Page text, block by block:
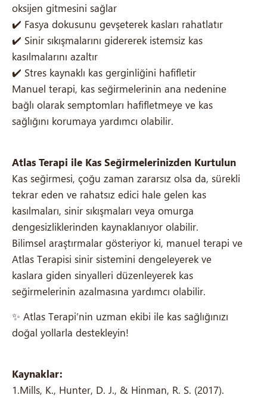
oksijen gitmesini sağlar
✔️ Fasya dokusunu gevşeterek kasları rahatlatır
✔️ Sinir sıkışmalarını gidererek istemsiz kas
kasılmalarını azaltır
✔️ Stres kaynaklı kas gerginliğini hafifletir
Manuel terapi, kas seğirmelerinin ana nedenine
bağlı olarak semptomları hafifletmeye ve kas
sağlığını korumaya yardımcı olabilir.
Atlas Terapi ile Kas Seğirmelerinizden Kurtulun
Kas seğirmesi, çoğu zaman zararsız olsa da, sürekli
tekrar eden ve rahatsız edici hale gelen kas
kasılmaları, sinir sıkışmaları veya omurga
dengesizliklerinden kaynaklanıyor olabilir.
Bilimsel araştırmalar gösteriyor ki, manuel terapi ve
Atlas Terapisi sinir sistemini dengeleyerek ve
kaslara giden sinyalleri düzenleyerek kas
seğirmelerinin azalmasına yardımcı olabilir.
✨ Atlas Terapi’nin uzman ekibi ile kas sağlığınızı
doğal yollarla destekleyin!
Kaynaklar:
1.Mills, K., Hunter, D. J., & Hinman, R. S. (2017).